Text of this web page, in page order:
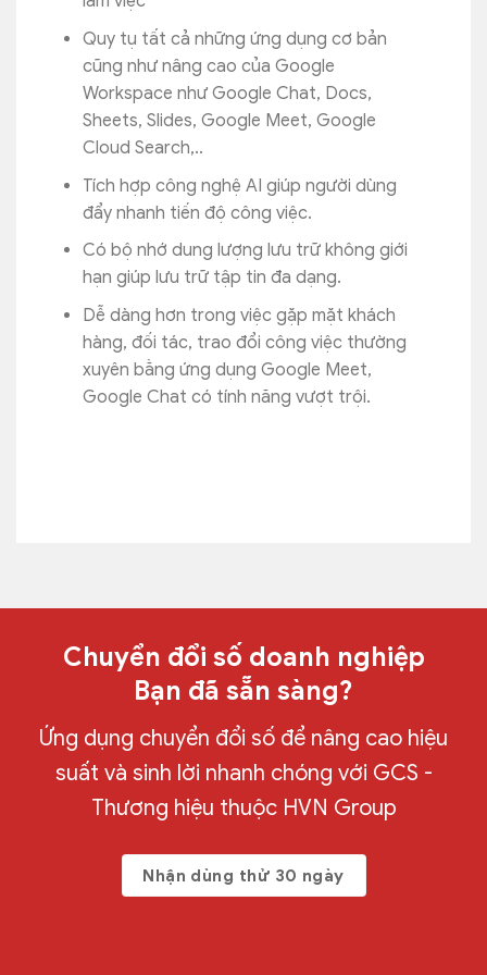
Quy tụ tất cả những ứng dụng cơ bản
cũng như nâng cao của Google
Workspace như Google Chat, Docs,
Sheets, Slides, Google Meet, Google
Cloud Search,..
Tích hợp công nghệ AI giúp người dùng
đẩy nhanh tiến độ công việc.
Có bộ nhớ dung lượng lưu trữ không giới
hạn giúp lưu trữ tập tin đa dạng.
Dễ dàng hơn trong việc gặp mặt khách
hàng, đối tác, trao đổi công việc thường
xuyên bằng ứng dụng Google Meet,
Google Chat có tính năng vượt trội.
Chuyển đổi số doanh nghiệp
Bạn đã sẵn sàng?
Ứng dụng chuyển đổi số để nâng cao hiệu
suất và sinh lời nhanh chóng với GCS -
Thương hiệu thuộc HVN Group
Nhận dùng thử 30 ngày